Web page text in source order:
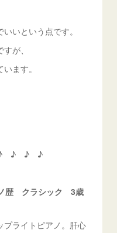
いという点です。
が、
ます。
16)
♪ ♪ ♪
歴 クラシック 3歳
プライトピアノ。肝心